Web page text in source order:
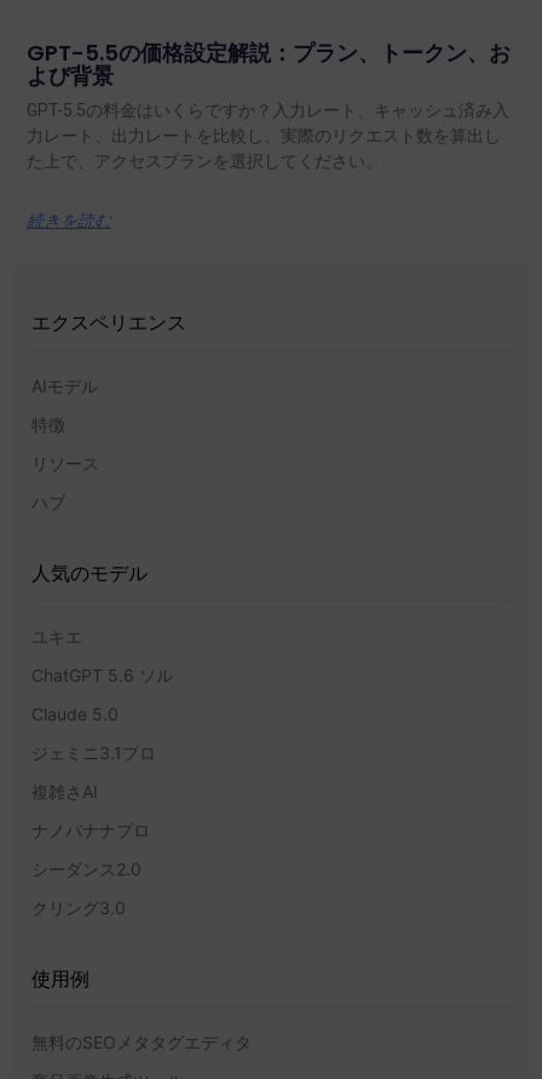
GPT-5.5の価格設定解説：プラン、トークン、お
よび背景
GPT-5.5の料金はいくらですか？入力レート、キャッシュ済み入
力レート、出力レートを比較し、実際のリクエスト数を算出し
た上で、アクセスプランを選択してください。.
続きを読む
エクスペリエンス
AIモデル
特徴
リソース
ハブ
人気のモデル
ユキエ
ChatGPT 5.6 ソル
Claude 5.0
ジェミニ3.1プロ
複雑さAI
ナノバナナプロ
シーダンス2.0
クリング3.0
使用例
無料のSEOメタタグエディタ